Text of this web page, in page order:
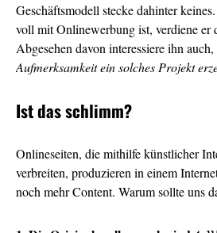
Geschäftsmodell stecke dahinter
voll mit Onlinewerbung ist, verdiene er
Abgesehen davon interessiere ihn auch,
Aufmerksamkeit ein solches Projekt
Ist das schlimm?
Onlineseiten, die mithilfe künstlicher
verbreiten, produzieren in einem
noch mehr Content. Warum sollte uns